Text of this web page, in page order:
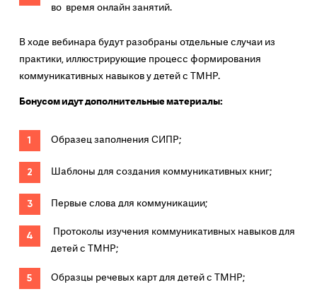
во время онлайн занятий.
В ходе вебинара будут разобраны отдельные случаи из
практики, иллюстрирующие процесс формирования
коммуникативных навыков у детей с ТМНР.
Бонусом идут дополнительные материалы:
Образец заполнения СИПР;
Шаблоны для создания коммуникативных книг;
Первые слова для коммуникации;
Протоколы изучения коммуникативных навыков для
детей с ТМНР;
Образцы речевых карт для детей с ТМНР;